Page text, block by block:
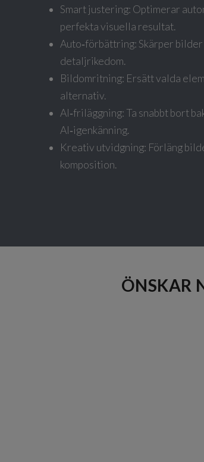
Smart justering: Optimerar
perfekta visuella resultat.
Auto‑förbättring: Skärper
detaljrikedom.
Bildomritning: Ersätt valda
alternativ.
AI‑friläggning: Ta snabbt bort
AI‑igenkänning.
Kreativ utvidgning: Förläng
komposition.
ÖNSKAR